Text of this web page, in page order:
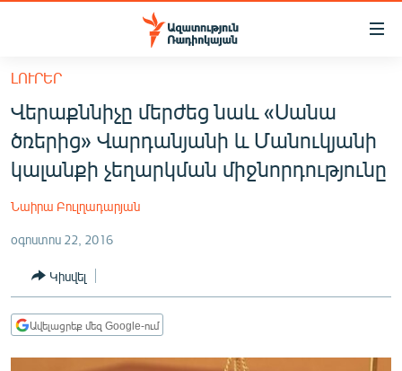
Մատչելիության
հիմնական
բովանդակությանը
Անցնել
հիմնական
մենյուին
ՀԱՅԱՍՏԱՆ
ՔԱՂԱՔԱԿԱՆ
ՏՆՏԵՍՈՒԹՅՈՒՆ
ՂԱՐԱԲԱՂ
ԼՈՒՐԵՐ
Վերաքննիչը մերժեց նաև «Սանա
ծռերից» Վարդանյանի և Մանուկյանի
կալանքի չեղարկման միջնորդությունը
Նաիրա Բուլղադարյան
օգոստոս 22, 2016
Կիսվել
Ավելացրեք մեզ Google-ում